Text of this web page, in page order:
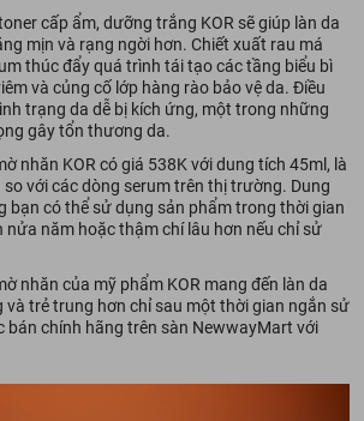
cấp ẩm, dưỡng trắng KOR sẽ giúp làn da
mịn và rạng ngời hơn. Chiết xuất rau má
thúc đẩy quá trình tái tạo các tầng biểu bì
và củng cố lớp hàng rào bảo vệ da. Điều
trạng da dễ bị kích ứng, một trong những
gây tổn thương da.
nhăn KOR có giá 538K với dung tích 45ml, là
với các dòng serum trên thị trường. Dung
bạn có thể sử dụng sản phẩm trong thời gian
nửa năm hoặc thậm chí lâu hơn nếu chỉ sử
nhăn của mỹ phẩm KOR mang đến làn da
và trẻ trung hơn chỉ sau một thời gian ngắn sử
bán chính hãng trên sàn NewwayMart với